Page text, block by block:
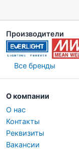
Производители
Все бренды
О компании
О нас
Контакты
Реквизиты
Вакансии